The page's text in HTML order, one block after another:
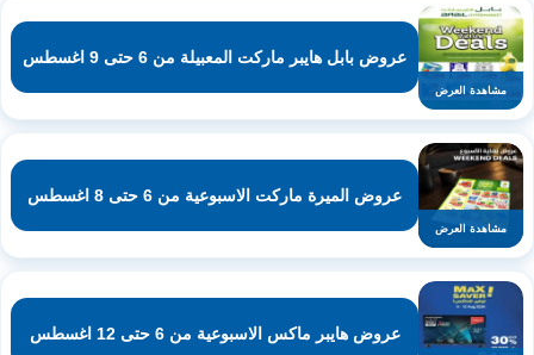
مشاهدة العرض
عروض بابل هايبر ماركت المعبيلة من 6 حتى 9 اغسطس
مشاهدة العرض
عروض الميرة ماركت الاسبوعية من 6 حتى 8 اغسطس
عروض هايبر ماكس الاسبوعية من 6 حتى 12 اغسطس